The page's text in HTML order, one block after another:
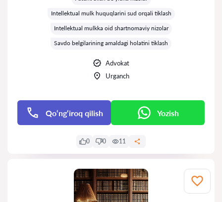
Intellektual mulk huquqlarini sud orqali tiklash
Intellektual mulkka oid shartnomaviy nizolar
Savdo belgilarining amaldagi holatini tiklash
Advokat
Urganch
Qo‘ng‘iroq qilish Yozish
0 0 11